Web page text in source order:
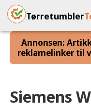
Tørretumbler
Annonsen:
reklamelinker til
Siemens